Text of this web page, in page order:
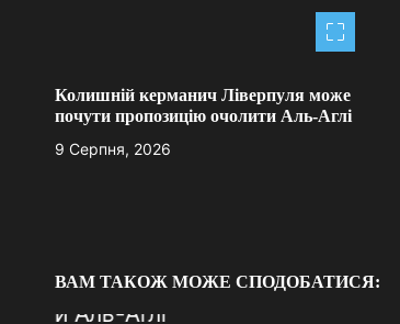
і
я
и
Колишній керманич Ліверпуля може
почути пропозицію очолити Аль-Аглі
9 Серпня, 2026
ВАМ ТАКОЖ МОЖЕ СПОДОБАТИСЯ: